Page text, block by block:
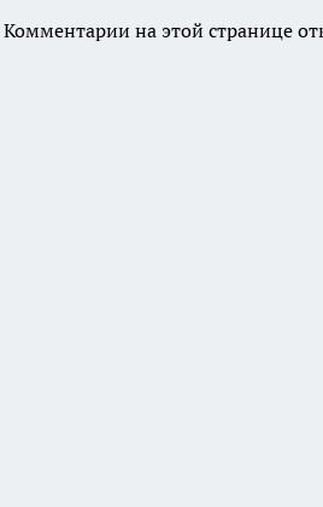
Комментарии на этой странице